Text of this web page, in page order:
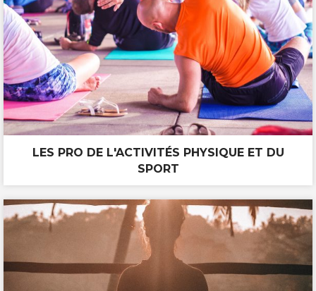
LES PRO DE L'ACTIVITÉS PHYSIQUE ET DU
SPORT